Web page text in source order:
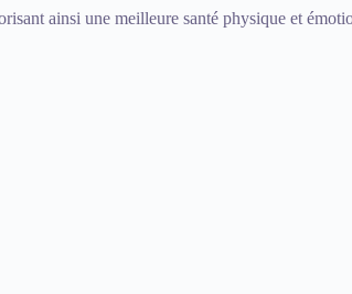
ainsi une meilleure santé physique et